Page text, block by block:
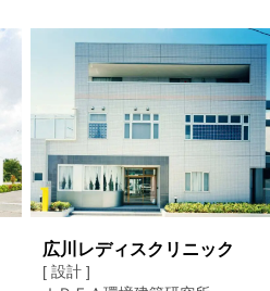
広川レディスクリニック
[ 設計 ]